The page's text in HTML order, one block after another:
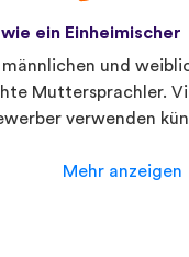
ein Einheimischer
männlichen und
Muttersprachler.
verwenden
Mehr anzeigen